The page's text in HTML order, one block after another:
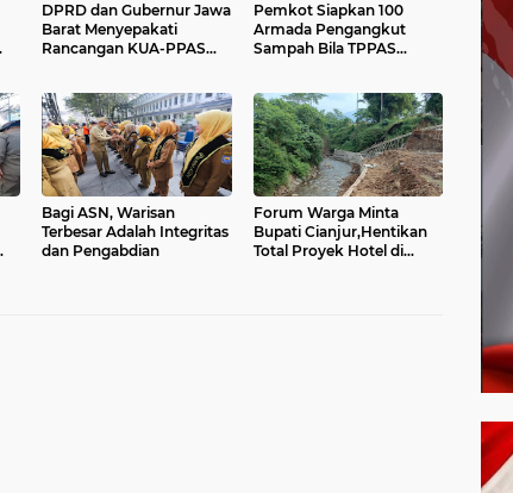
DPRD dan Gubernur Jawa
Barat Menyepakati
Rancangan KUA-PPAS
Pemkot Siapkan 100
Armada Pengangkut
Sampah Bila TPPAS
Bagi ASN, Warisan
Terbesar Adalah Integritas
dan Pengabdian
Forum Warga Minta
Bupati Cianjur,Hentikan
Total Proyek Hotel di